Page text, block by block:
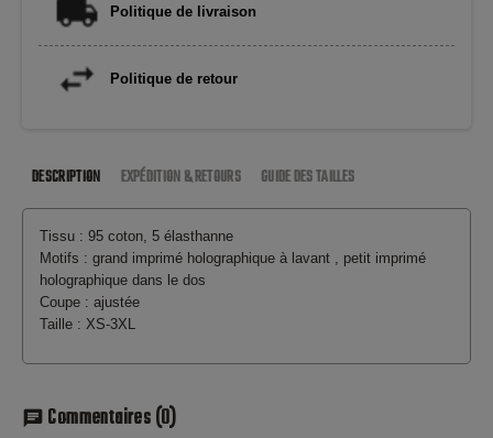
Politique de livraison
Politique de retour
DESCRIPTION EXPÉDITION & RETOURS GUIDE DES TAILLES
Tissu : 95 coton, 5 élasthanne
Motifs : grand imprimé holographique à lavant , petit imprimé
holographique dans le dos
Coupe : ajustée
Taille : XS-3XL
chat Commentaires(0)